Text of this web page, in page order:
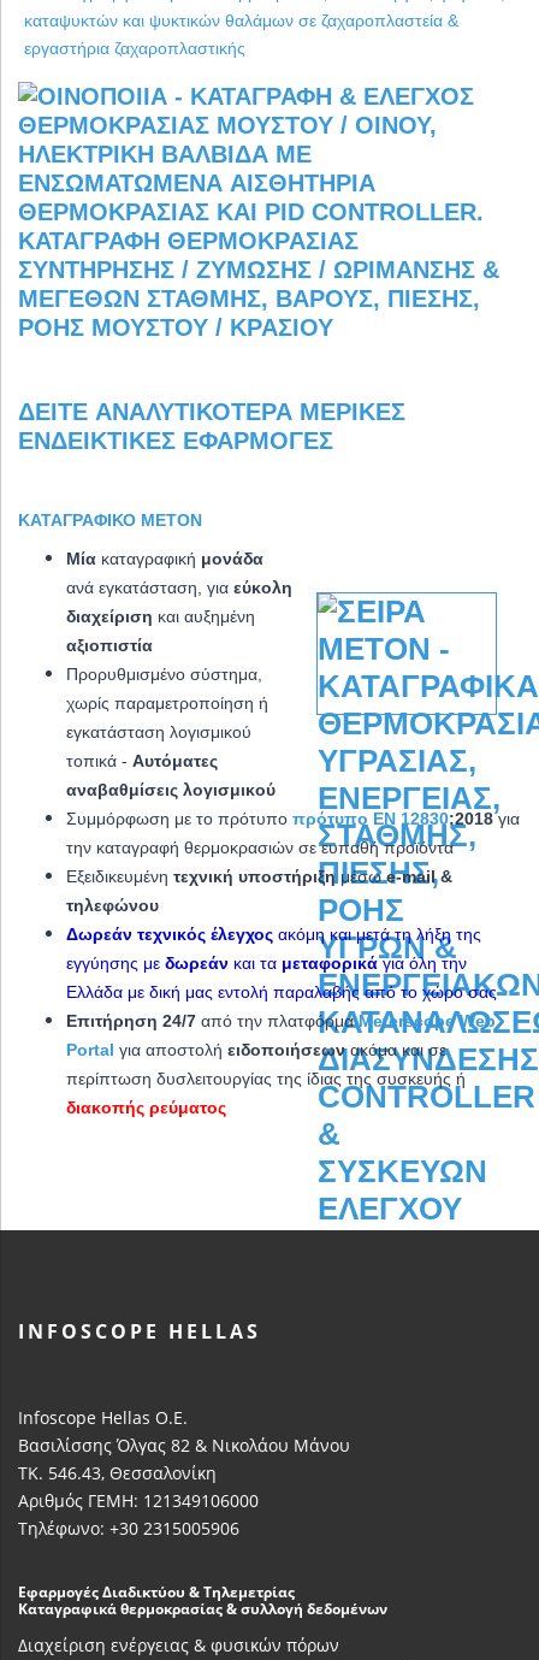
ΔΕΊΤΕ ΑΝΑΛΥΤΙΚΌΤΕΡΑ ΜΕΡΙΚΈΣ
ΕΝΔΕΙΚΤΙΚΈΣ ΕΦΑΡΜΟΓΈΣ
ΚΑΤΑΓΡΑΦΙΚΌ METON
Μία καταγραφική μονάδα
ανά εγκατάσταση, για εύκολη
διαχείριση και αυξημένη
αξιοπιστία
Προρυθμισμένο σύστημα,
χωρίς παραμετροποίηση ή
εγκατάσταση λογισμικού
τοπικά - Αυτόματες
αναβαθμίσεις λογισμικού
Συμμόρφωση με το πρότυπο πρότυπο EN 12830:2018 για
την καταγραφή θερμοκρασιών σε ευπαθή προϊόντα
Εξειδικευμένη τεχνική υποστήριξη μέσωe-mail &
τηλεφώνου
Δωρεάν τεχνικός έλεγχος ακόμη και μετά τη λήξη της
εγγύησης με δωρεάν και τα μεταφορικάγια όλη την
Ελλάδα με δική μας εντολή παραλαβής από το χώρο σας
Επιτήρηση 24/7 από την πλατφόρμα Meterscope Web
Portal για αποστολή ειδοποιήσεων ακόμα και σε
περίπτωση δυσλειτουργίας της ίδιας της συσκευής ή
διακοπής ρεύματος
INFOSCOPE HELLAS
Infoscope Hellas Ο.Ε.
Βασιλίσσης Όλγας 82 & Νικολάου Μάνου
ΤΚ. 546.43, Θεσσαλονίκη
Αριθμός ΓΕΜΗ: 121349106000
Τηλέφωνο: +30 2315005906
Εφαρμογές Διαδικτύου & Τηλεμετρίας
Καταγραφικά θερμοκρασίας & συλλογή δεδομένων
Διαχείριση ενέργειας & φυσικών πόρων